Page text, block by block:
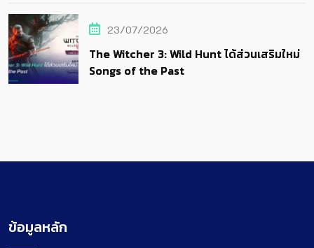
23/07/2026
The Witcher 3: Wild Hunt ได้ส่วนเสริมใหม่
Songs of the Past
ข้อมูลหลัก